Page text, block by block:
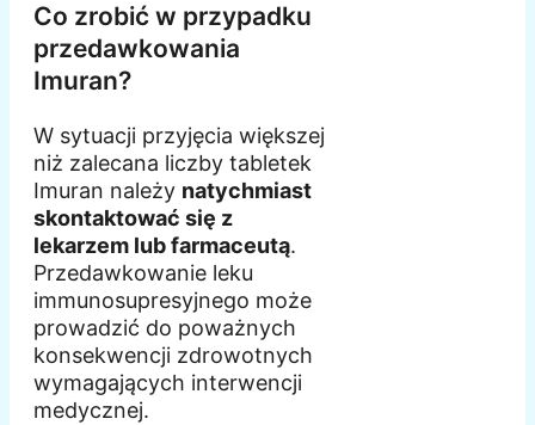
Co zrobić w przypadku
przedawkowania
Imuran?
W sytuacji przyjęcia większej
niż zalecana liczby tabletek
Imuran należy natychmiast
skontaktować się z
lekarzem lub farmaceutą.
Przedawkowanie leku
immunosupresyjnego może
prowadzić do poważnych
konsekwencji zdrowotnych
wymagających interwencji
medycznej.